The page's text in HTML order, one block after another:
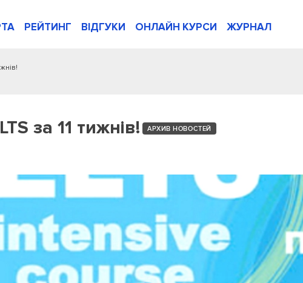
РЕЙТИНГ ВІДГУКИ ОНЛАЙН КУРСИ ЖУРНАЛ
за 11 тижнів! АРХИВ НОВОСТЕЙ